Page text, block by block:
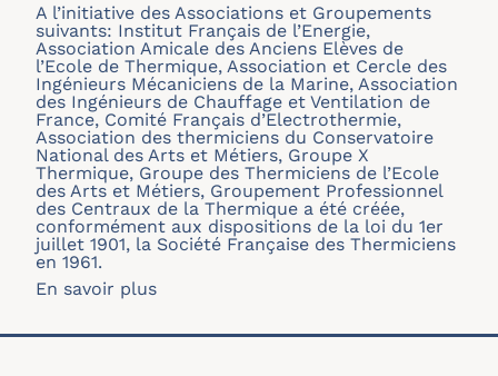
A l’initiative des Associations et Groupements
suivants: Institut Français de l’Energie,
Association Amicale des Anciens Elèves de
l’Ecole de Thermique, Association et Cercle des
Ingénieurs Mécaniciens de la Marine, Association
des Ingénieurs de Chauffage et Ventilation de
France, Comité Français d’Electrothermie,
Association des thermiciens du Conservatoire
National des Arts et Métiers, Groupe X
Thermique, Groupe des Thermiciens de l’Ecole
des Arts et Métiers, Groupement Professionnel
des Centraux de la Thermique a été créée,
conformément aux dispositions de la loi du 1er
juillet 1901, la Société Française des Thermiciens
en 1961.
En savoir plus